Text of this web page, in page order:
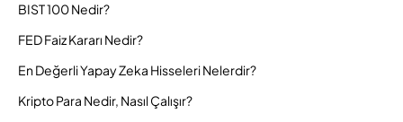
BIST 100 Nedir?
FED Faiz Kararı Nedir?
En Değerli Yapay Zeka Hisseleri Nelerdir?
Kripto Para Nedir, Nasıl Çalışır?